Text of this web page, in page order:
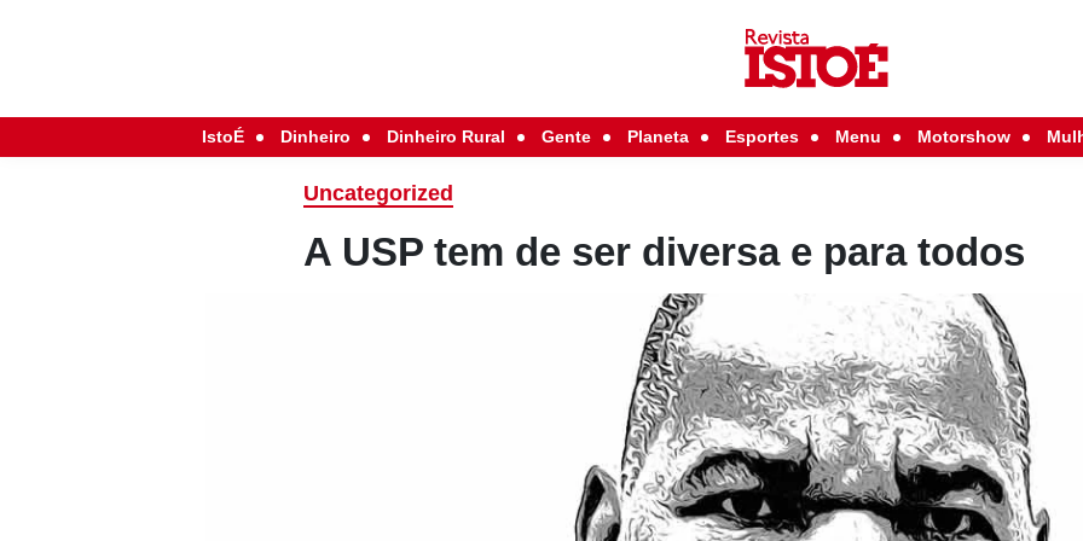
IstoÉ Dinheiro Dinheiro Rural Gente Planeta Esportes Menu Motorshow
Uncategorized
A USP tem de ser diversa e para todos